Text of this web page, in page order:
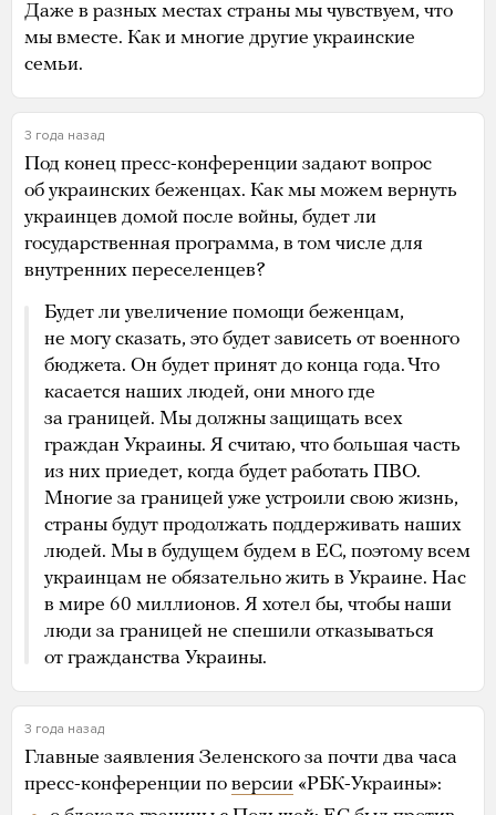
Даже в разных местах страны мы чувствуем, что
мы вместе. Как и многие другие украинские
семьи.
3 года назад
Под конец пресс-конференции задают вопрос
об украинских беженцах. Как мы можем вернуть
украинцев домой после войны, будет ли
государственная программа, в том числе для
внутренних переселенцев?
Будет ли увеличение помощи беженцам,
не могу сказать, это будет зависеть от военного
бюджета. Он будет принят до конца года. Что
касается наших людей, они много где
за границей. Мы должны защищать всех
граждан Украины. Я считаю, что большая часть
из них приедет, когда будет работать ПВО.
Многие за границей уже устроили свою жизнь,
страны будут продолжать поддерживать наших
людей. Мы в будущем будем в ЕС, поэтому всем
украинцам не обязательно жить в Украине. Нас
в мире 60 миллионов. Я хотел бы, чтобы наши
люди за границей не спешили отказываться
от гражданства Украины.
3 года назад
Главные заявления Зеленского за почти два часа
пресс-конференции по версии «РБК-Украины»: